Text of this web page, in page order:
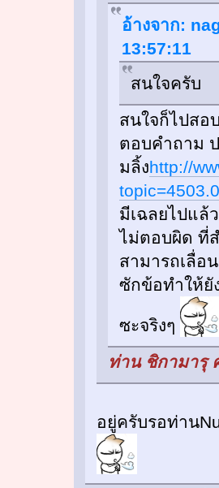
อ้างจาก:
13:57:11
สนใจครับ
สนใจก็ไปสอ
ตอบคำถาม
มลิ้งhttp://
topic=4503.0
มีเฉลยไปแล้
ไม่ตอบผิด ที่
สามารถเลื่อ
ซักข้อทำให้ยั
ซะจริงๆ
ท่าน ชิกามารุ
อยู่ครับรอท่าน